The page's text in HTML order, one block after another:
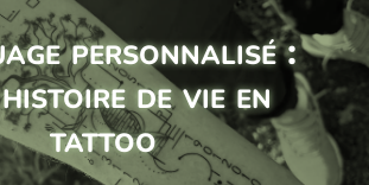
personnalisé :
de vie en
tattoo